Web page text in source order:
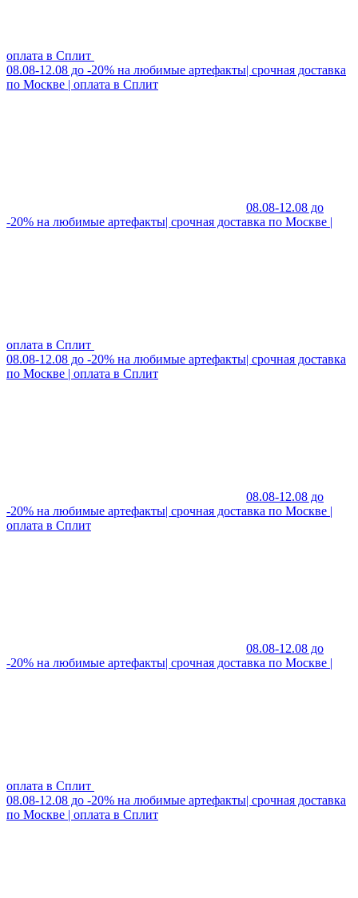
оплата в Сплит
08.08-12.08 до -20% на любимые артефакты| срочная доставка
по Москве | оплата в Сплит
08.08-12.08 до
-20% на любимые артефакты| срочная доставка по Москве |
оплата в Сплит
08.08-12.08 до -20% на любимые артефакты| срочная доставка
по Москве | оплата в Сплит
08.08-12.08 до
-20% на любимые артефакты| срочная доставка по Москве |
оплата в Сплит
08.08-12.08 до
-20% на любимые артефакты| срочная доставка по Москве |
оплата в Сплит
08.08-12.08 до -20% на любимые артефакты| срочная доставка
по Москве | оплата в Сплит